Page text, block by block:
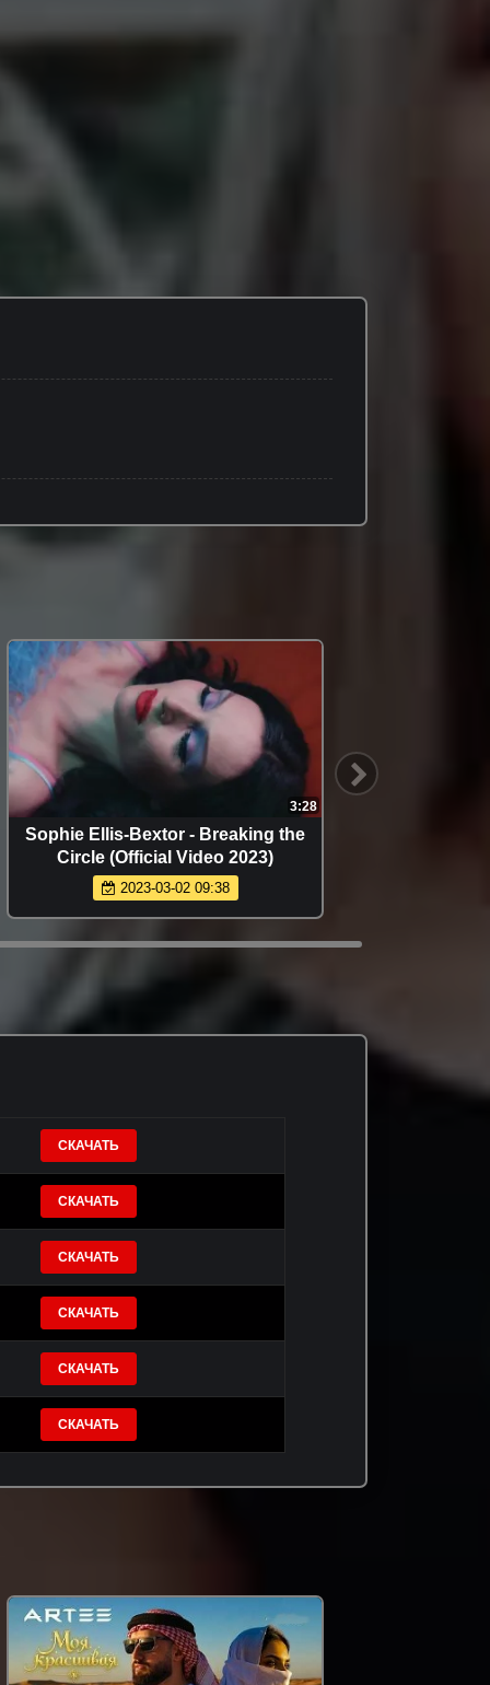
3:28
Sophie Ellis-Bextor - Breaking the
Circle (Official Video 2023)
2023-03-02 09:38
СКАЧАТЬ
СКАЧАТЬ
СКАЧАТЬ
СКАЧАТЬ
СКАЧАТЬ
СКАЧАТЬ